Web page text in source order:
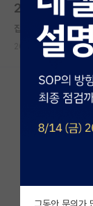
연구실&오픈랩
커뮤니티
커뮤니티 홈
전체글보기
베스트 게시
자유 게시판
2026년 05월
잡코리아
2026.04.23 0